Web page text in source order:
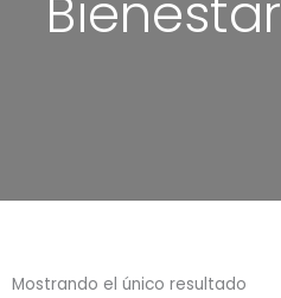
Bienestar
Mostrando el único resultado